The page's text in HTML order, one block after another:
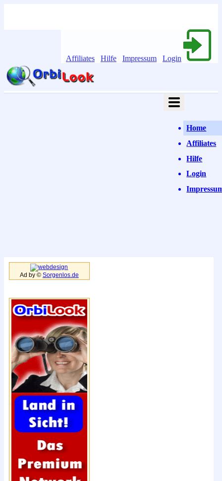
Affiliates Hilfe Impressum Login
Home
Affiliates
Hilfe
Login
Ad by © Sorgenlos.de